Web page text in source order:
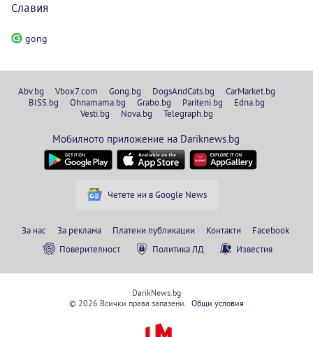
Славия
gong
Abv.bg Vbox7.com Gong.bg DogsAndCats.bg
CarMarket.bg
BISS.bg
Ohnamama.bg Grabo.bg Pariteni.bg
Edna.bg
Vesti.bg
Nova.bg Telegraph.bg
Мобилното приложение на Dariknews.bg
Четете ни в Google News
За нас За реклама Платени публикации Контакти
Facebook
Поверителност
Политика ЛД Известия
DarikNews.bg
© 2026 Всички права запазени.
Общи условия